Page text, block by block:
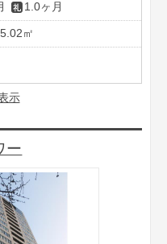
1.0ヶ月
㎡
示
ー